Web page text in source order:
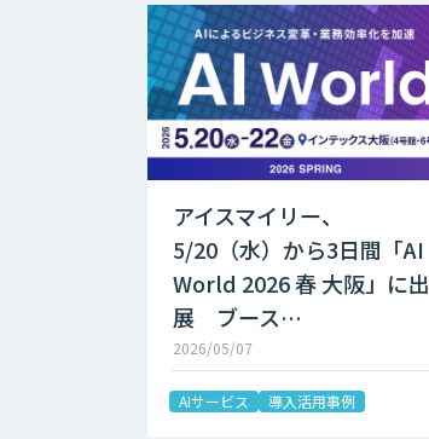
アイスマイリー、
5/20（水）から3日間「AI
World 2026 春 大阪」に出
展 ブース…
2026/05/07
AIサービス 導入活用事例